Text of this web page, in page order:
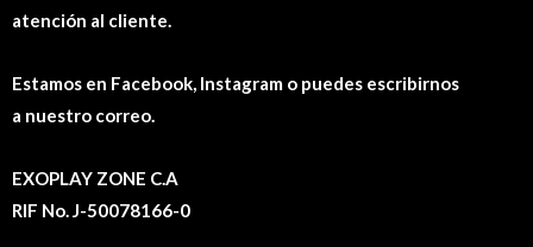
atención al cliente.
Estamos en Facebook, Instagram o puedes escribirnos
a nuestro correo.
EXOPLAY ZONE C.A
RIF No. J-50078166-0